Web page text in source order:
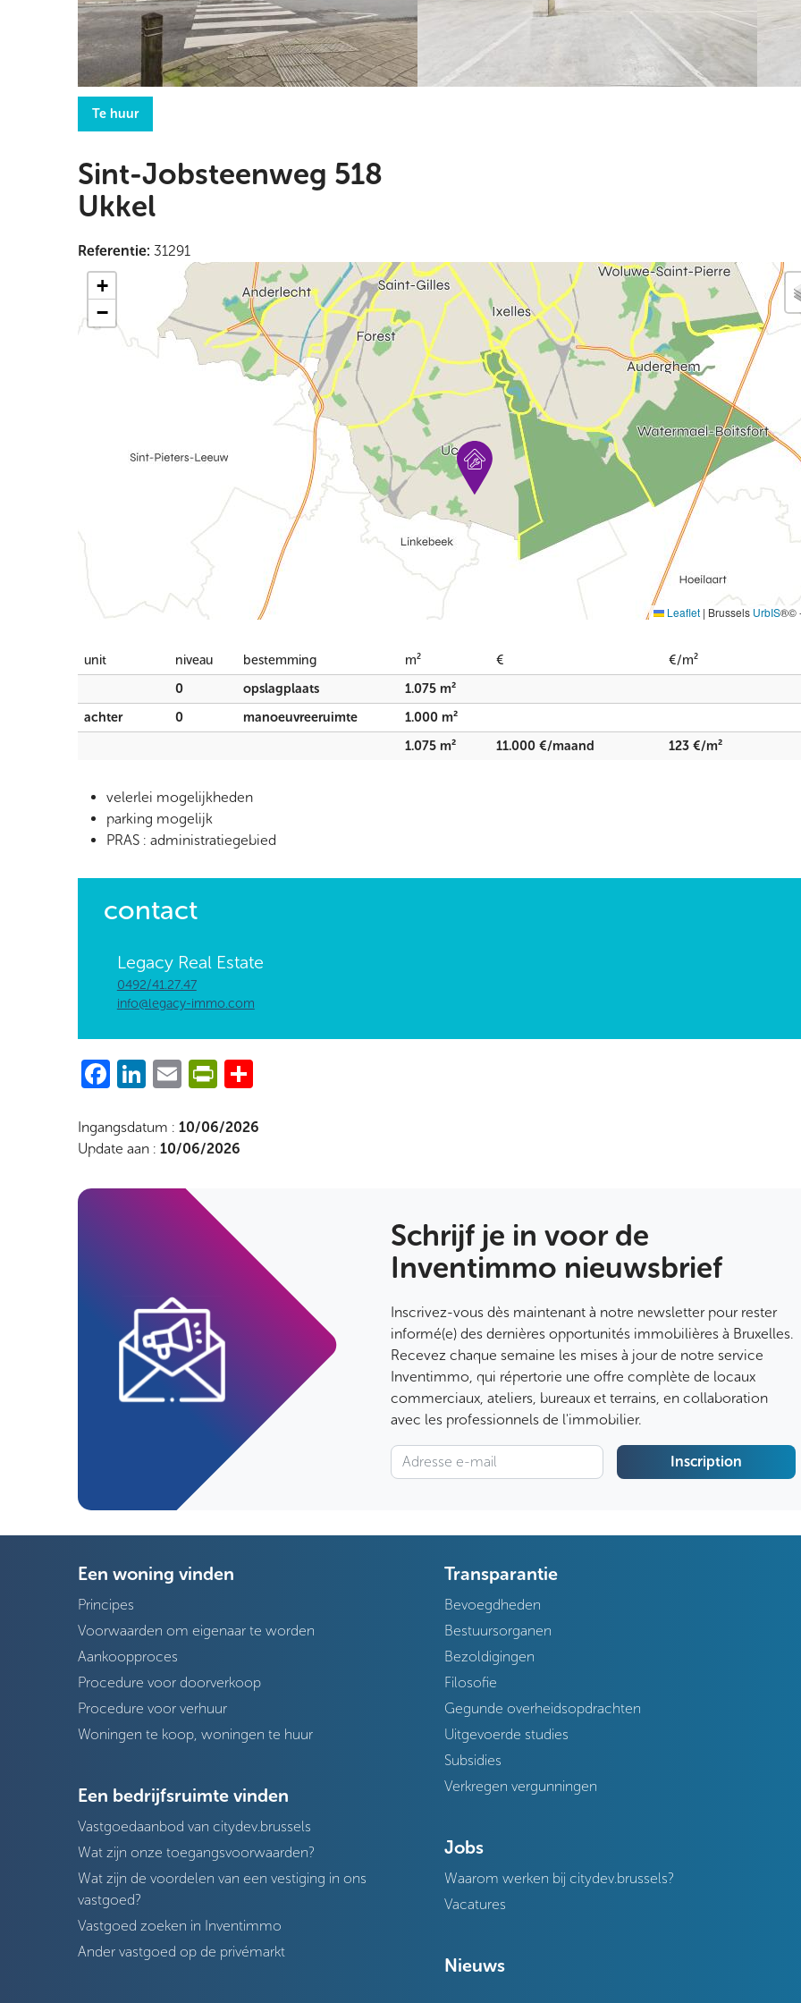
Te huur
Sint-Jobsteenweg 518
Ukkel
Referentie: 31291
+
−
Leaflet | Brussels UrbIS®©
unit niveau bestemming m² €
€/m²
0
opslagplaats
1.075 m²
achter
0 manoeuvreeruimte
1.000 m²
1.075 m²
11.000 €/maand 123 €/m²
velerlei mogelijkheden
parking mogelijk
PRAS : administratiegebied
contact
Legacy Real Estate
0492/41.27.47
info@legacy-immo.com
Facebook
LinkedIn
EmailPrintFriendly
Ingangsdatum : 10/06/2026
Update aan : 10/06/2026
Schrijf je in voor de
Inventimmo nieuwsbrief
Inscrivez-vous dès maintenant à notre newsletter pour rester
informé(e) des dernières opportunités immobilières à Bruxelles.
Recevez chaque semaine les mises à jour de notre service
Inventimmo, qui répertorie une offre complète de locaux
commerciaux, ateliers, bureaux et terrains, en collaboration
avec les professionnels de l'immobilier.
Inscription
Een woning vinden
Principes
Voorwaarden om eigenaar te worden
Aankoopproces
Procedure voor doorverkoop
Procedure voor verhuur
Woningen te koop, woningen te huur
Een bedrijfsruimte vinden
Vastgoedaanbod van citydev.brussels
Wat zijn onze toegangsvoorwaarden?
Wat zijn de voordelen van een vestiging in ons
vastgoed?
Vastgoed zoeken in Inventimmo
Ander vastgoed op de privémarkt
Transparantie
Bevoegdheden
Bestuursorganen
Bezoldigingen
Filosofie
Gegunde overheidsopdrachten
Uitgevoerde studies
Subsidies
Verkregen vergunningen
Jobs
Waarom werken bij citydev.brussels?
Vacatures
Nieuws